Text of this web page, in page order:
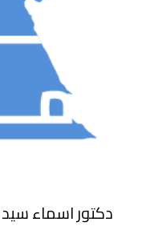
دكتور اسماء سيد